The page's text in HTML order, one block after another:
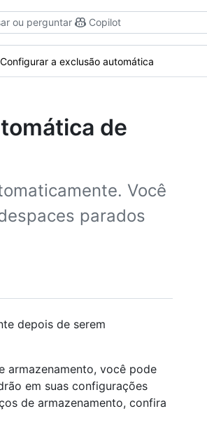
ou perguntar Copilot
Configurar a exclusão automática
de
Você
parados
depois de serem
armazenamento, você pode
em suas configurações
de armazenamento, confira